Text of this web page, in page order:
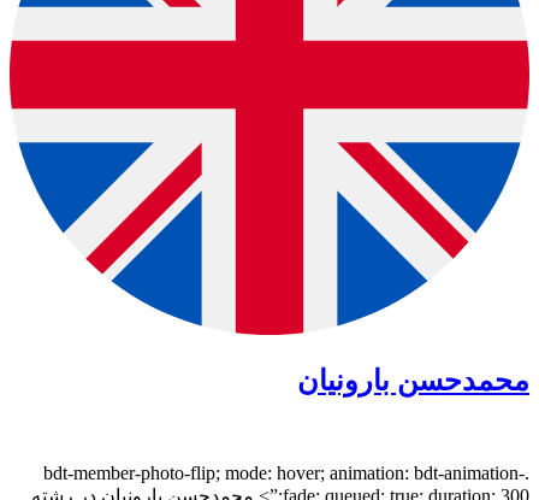
محمدحسن بارونیان
.bdt-member-photo-flip; mode: hover; animation: bdt-animation-
fade; queued: true; duration: 300;”> محمدحسن بارونیان در رشته